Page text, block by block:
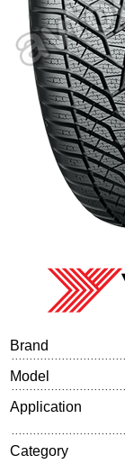
Tire balancing
Brand
Model
Application
Category